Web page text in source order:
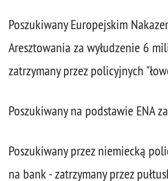
Poszukiwany Europejskim
Aresztowania za wyłudzenie 6
zatrzymany przez policyjnych
Poszukiwany na podstawie ENA
Poszukiwany przez niemiecką
na bank - zatrzymany przez